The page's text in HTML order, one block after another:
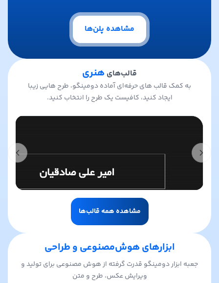
مشاهده پلن‌ها
قالب‌های هنری
به کمک قالب های حرفه‌ای آماده دومینگو، طرح هایی زیبا
ایجاد کنید، کافیست یک طرح را انتخاب کنید.
Previous slide
slide
مشاهده همه قالب‌ها
ابزارهای هوش‌مصنوعی و طراحی
جعبه ابزار دومینگو قدرت گرفته از هوش مصنوعی برای تولید و
ویرایش عکس، طرح و متن